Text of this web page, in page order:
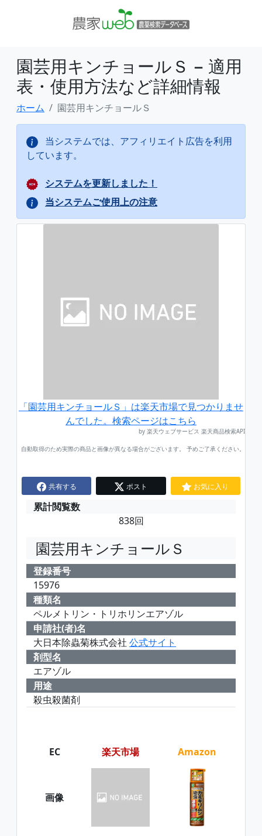
園芸用キンチョールＳ − 適用
表・使用方法など詳細情報
ホーム 園芸用キンチョールＳ
当システムでは、アフィリエイト広告を利用
しています。
システムを更新しました！
当システムご使用上の注意
「園芸用キンチョールＳ」は楽天市場で見つかりませ
んでした。検索ページはこちら
by 楽天ウェブサービス 楽天商品検索API
自動取得のため実際の商品と画像が異なる場合がございます。 予めご了承ください。
共有する ポスト お気に入り
累計閲覧数
838回
園芸用キンチョールＳ
登録番号
15976
種類名
ペルメトリン・トリホリンエアゾル
申請社(者)名
大日本除蟲菊株式会社 公式サイト
剤型名
エアゾル
用途
殺虫殺菌剤
EC 楽天市場 Amazon
画像